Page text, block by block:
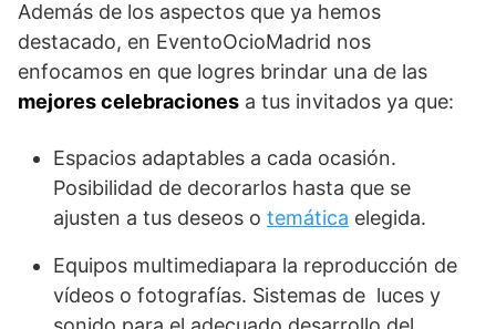
Además de los aspectos que ya hemos
destacado, en EventoOcioMadrid nos
enfocamos en que logres brindar una de las
mejores celebraciones a tus invitados ya que:
Espacios adaptables a cada ocasión.
Posibilidad de decorarlos hasta que se
ajusten a tus deseos o temática elegida.
Equipos multimediapara la reproducción de
vídeos o fotografías. Sistemas de luces y